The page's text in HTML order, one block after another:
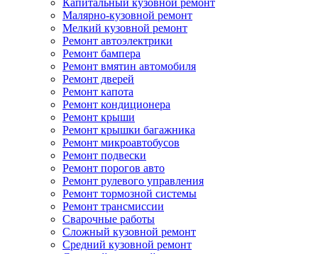
Капитальный кузовной ремонт
Малярно-кузовной ремонт
Мелкий кузовной ремонт
Ремонт автоэлектрики
Ремонт бампера
Ремонт вмятин автомобиля
Ремонт дверей
Ремонт капота
Ремонт кондиционера
Ремонт крыши
Ремонт крышки багажника
Ремонт микроавтобусов
Ремонт подвески
Ремонт порогов авто
Ремонт рулевого управления
Ремонт тормозной системы
Ремонт трансмиссии
Сварочные работы
Сложный кузовной ремонт
Средний кузовной ремонт